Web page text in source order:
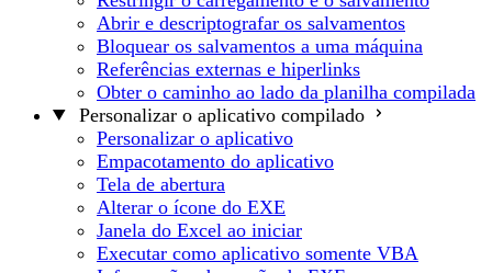
Abrir e descriptografar os salvamentos
Bloquear os salvamentos a uma máquina
Referências externas e hiperlinks
Obter o caminho ao lado da planilha compilada
Personalizar o aplicativo compilado
Personalizar o aplicativo
Empacotamento do aplicativo
Tela de abertura
Alterar o ícone do EXE
Janela do Excel ao iniciar
Executar como aplicativo somente VBA